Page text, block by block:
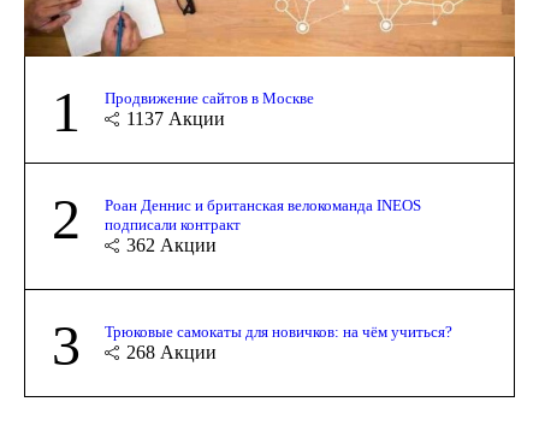
1 Продвижение сайтов в Москве
1137 Акции
2
Роан Деннис и британская велокоманда INEOS
подписали контракт
362 Акции
3 Трюковые самокаты для новичков: на чём учиться?
268 Акции